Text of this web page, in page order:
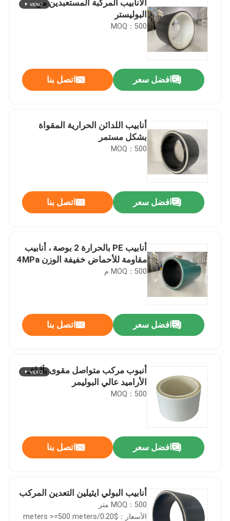
الأنابيب المركبة المستعبدين من
البوليستر
MOQ：500
افضل سعر اتصل بنا
أنابيب اللدائن الحرارية المقواة
بشكل مستمر
MOQ：500
افضل سعر اتصل بنا
أنابيب PE بالحرارة 2 بوصة ، أنابيب
مقاومة للأحماض خفيفة الوزن 4MPa
MOQ：500 م
افضل سعر اتصل بنا
أنبوب مركب متواصل مقوى بألياف
الأراميد عالي البوليمر
MOQ：500
افضل سعر اتصل بنا
أنابيب البولي ايثيلين التعدين المركب
MOQ：500 متر
الأسعار：$0.20/meters >=500 meters